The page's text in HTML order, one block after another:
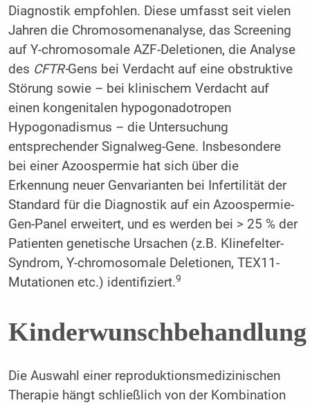
Diagnostik empfohlen. Diese umfasst seit vielen
Jahren die Chromosomenanalyse, das Screening
auf Y-chromosomale AZF-Deletionen, die Analyse
des CFTR-Gens bei Verdacht auf eine obstruktive
Störung sowie – bei klinischem Verdacht auf
einen kongenitalen hypogonadotropen
Hypogonadismus – die Untersuchung
entsprechender Signalweg-Gene. Insbesondere
bei einer Azoospermie hat sich über die
Erkennung neuer Genvarianten bei Infertilität der
Standard für die Diagnostik auf ein Azoospermie-
Gen-Panel erweitert, und es werden bei > 25 % der
Patienten genetische Ursachen (z.B. Klinefelter-
Syndrom, Y-chromosomale Deletionen, TEX11-
Mutationen etc.) identifiziert.9
Kinderwunschbehandlung
Die Auswahl einer reproduktionsmedizinischen
Therapie hängt schließlich von der Kombination